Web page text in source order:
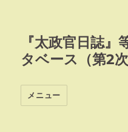
『太政官日誌
タベース（第2
メニュー